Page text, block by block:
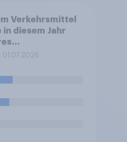
Verkehrsmittel
in diesem Jahr
erreichen?
aus, mit dem
01.07.2026